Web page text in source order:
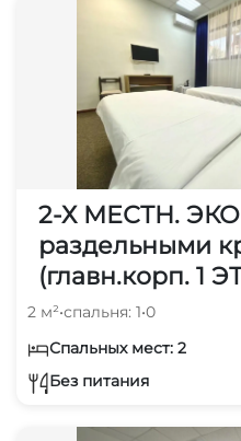
2-Х МЕСТН.
раздельными
(главн.корп. 1
2 м²•спальня: 1•0
Спальных мест: 2
Без питания